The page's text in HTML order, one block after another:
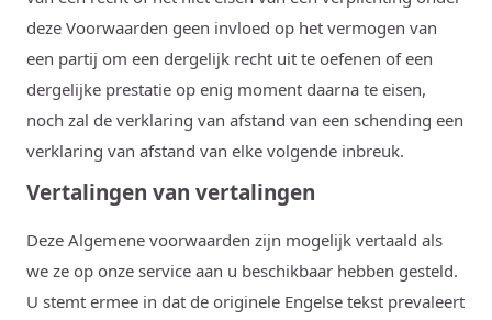
deze Voorwaarden geen invloed op het vermogen van
een partij om een ​​dergelijk recht uit te oefenen of een
dergelijke prestatie op enig moment daarna te eisen,
noch zal de verklaring van afstand van een schending een
verklaring van afstand van elke volgende inbreuk.
Vertalingen van vertalingen
Deze Algemene voorwaarden zijn mogelijk vertaald als
we ze op onze service aan u beschikbaar hebben gesteld.
U stemt ermee in dat de originele Engelse tekst prevaleert